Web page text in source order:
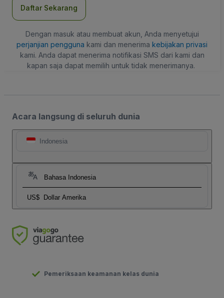
Daftar Sekarang
Dengan masuk atau membuat akun, Anda menyetujui
perjanjian pengguna kami dan menerima kebijakan privasi
kami. Anda dapat menerima notifikasi SMS dari kami dan
kapan saja dapat memilih untuk tidak menerimanya.
Acara langsung di seluruh dunia
Indonesia
Bahasa Indonesia
US$ Dollar Amerika
Pemeriksaan keamanan kelas dunia